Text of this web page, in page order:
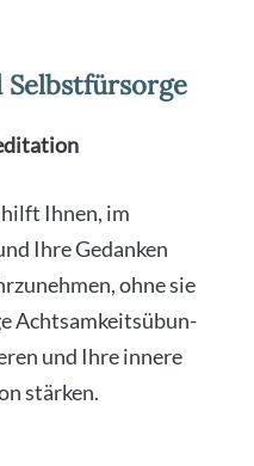
Selbstfürsorge
hilft Ihnen, im
Ihre Gedan­ken
ohne sie
Acht­sam­keits­übun­
und Ihre inne­re
stär­ken.